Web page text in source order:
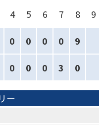
4 5 6 7 8 9
0 0 0 0 9
0 0 0 3 0
ー